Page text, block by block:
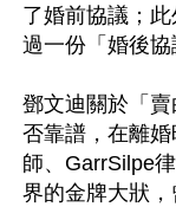
了婚前協議；
過一份「婚後協
鄧文迪關於「
否靠譜，在離
師、GarrSilpe
界的金牌大狀